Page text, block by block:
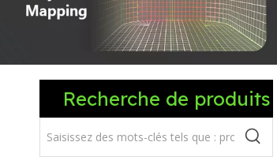
Recherche de produits